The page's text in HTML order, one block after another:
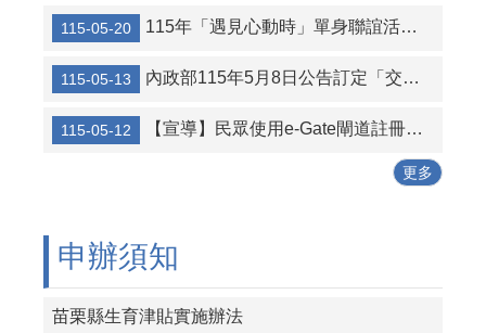
115-05-20 115年「遇見心動時」單身聯誼活動共14梯次，歡迎踴躍參與
115-05-13 內政部115年5月8日公告訂定「交友媒合服務定型化契約應記載及不得記載事項」
115-05-12 【宣導】民眾使用e-Gate閘道註冊服務海報
更多
申辦須知
苗栗縣生育津貼實施辦法